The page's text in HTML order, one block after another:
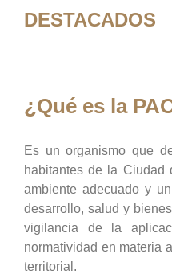
DESTACADOS
¿Qué es la
Es un organismo que
habitantes de la Ciudad
ambiente adecuado y
desarrollo, salud y
vigilancia de la
normatividad en materia
territorial.